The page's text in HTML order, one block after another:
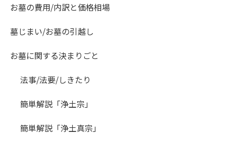
お墓の費用/内訳と価格相場
墓じまい/お墓の引越し
お墓に関する決まりごと
法事/法要/しきたり
簡単解説「浄土宗」
簡単解説「浄土真宗」